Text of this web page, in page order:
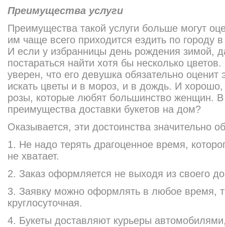
Преимущества услуги
Преимущества такой услуги больше могут
им чаще всего приходится ездить по городу в
И если у избранницы день рождения зимой,
постараться найти хотя бы несколько
уверен, что его девушка обязательно
искать цветы и в мороз, и в дождь. И хорошо,
розы, которые любят большинство женщин.
преимущества доставки букетов на дом?
Оказывается, эти достоинства значительно
1. Не надо терять драгоценное время,
не хватает.
2. Заказ оформляется не выходя из своего
3. Заявку можно оформлять в любое время,
круглосуточная.
4. Букеты доставляют курьеры